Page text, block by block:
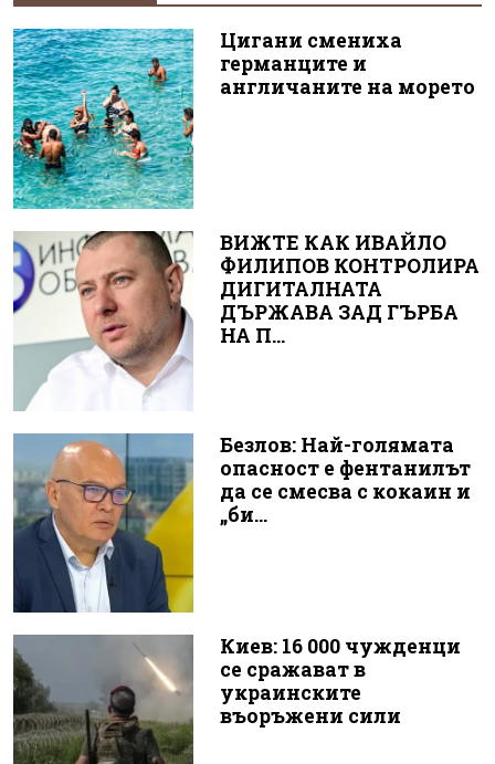
Цигани смениха
германците и
англичаните на морето
ВИЖТЕ КАК ИВАЙЛО
ФИЛИПОВ КОНТРОЛИРА
ДИГИТАЛНАТА
ДЪРЖАВА ЗАД ГЪРБА
НА П...
Безлов: Най-голямата
опасност е фентанилът
да се смесва с кокаин и
„би...
Киев: 16 000 чужденци
се сражават в
украинските
въоръжени сили